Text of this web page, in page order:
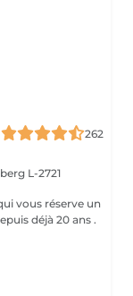
262
L-2721
vous réserve un
déjà 20 ans .